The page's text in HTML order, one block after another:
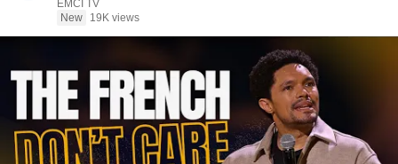
EMCI TV
New
19K views